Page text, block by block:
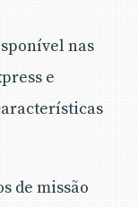
nas
e
de missão